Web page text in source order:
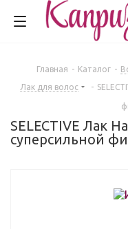
Главная - Каталог -
Лак для волос
-
SELECTIVE Лак
суперсильной